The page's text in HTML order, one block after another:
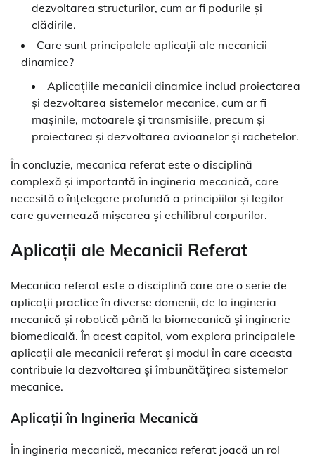
dezvoltarea structurilor, cum ar fi podurile și
clădirile.
Care sunt principalele aplicații ale mecanicii
dinamice?
Aplicațiile mecanicii dinamice includ proiectarea
și dezvoltarea sistemelor mecanice, cum ar fi
mașinile, motoarele și transmisiile, precum și
proiectarea și dezvoltarea avioanelor și rachetelor.
În concluzie, mecanica referat este o disciplină
complexă și importantă în ingineria mecanică, care
necesită o înțelegere profundă a principiilor și legilor
care guvernează mișcarea și echilibrul corpurilor.
Aplicații ale Mecanicii Referat
Mecanica referat este o disciplină care are o serie de
aplicații practice în diverse domenii, de la ingineria
mecanică și robotică până la biomecanică și inginerie
biomedicală. În acest capitol, vom explora principalele
aplicații ale mecanicii referat și modul în care aceasta
contribuie la dezvoltarea și îmbunătățirea sistemelor
mecanice.
Aplicații în Ingineria Mecanică
În ingineria mecanică, mecanica referat joacă un rol